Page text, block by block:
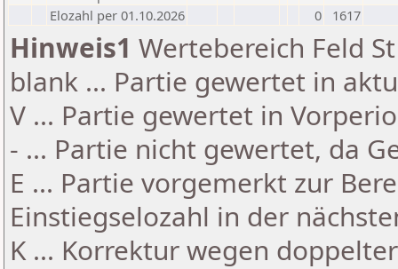
Elozahl per 01.10.2026
0 1617
Hinweis1 Wertebereich Feld
blank ... Partie gewertet in
V ... Partie gewertet in
- ... Partie nicht gewertet, da
E ... Partie vorgemerkt zur
Einstiegselozahl in der
K ... Korrektur wegen